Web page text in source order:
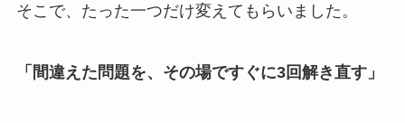
そこで、たった一つだけ変えてもらいました。
「間違えた問題を、その場ですぐに3回解き直す」